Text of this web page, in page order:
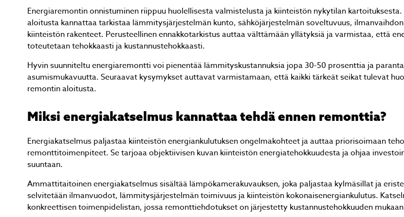
Energiaremontin onnistuminen riippuu huolellisesta valmistelusta ja kiinteistön nykytilan kartoituksesta.
aloitusta kannattaa tarkistaa lämmitysjärjestelmän kunto, sähköjärjestelmän soveltuvuus,
kiinteistön rakenteet. Perusteellinen ennakkotarkistus auttaa välttämään yllätyksiä ja varmistaa, että
toteutetaan tehokkaasti ja kustannustehokkaasti.
Hyvin suunniteltu energiaremontti voi pienentää lämmityskustannuksia jopa 30-50 prosenttia ja
asumismukavuutta. Seuraavat kysymykset auttavat varmistamaan, että kaikki tärkeät seikat tulevat
remontin aloitusta.
Miksi energiakatselmus kannattaa tehdä ennen remonttia?
Energiakatselmus paljastaa kiinteistön energiankulutuksen ongelmakohteet ja auttaa priorisoimaan
remonttitoimenpiteet. Se tarjoaa objektiivisen kuvan kiinteistön energiatehokkuudesta ja ohjaa
suuntaan.
Ammattitaitoinen energiakatselmus sisältää lämpökamerakuvauksen, joka paljastaa kylmäsillat ja
selvitetään ilmanvuodot, lämmitysjärjestelmän toimivuus ja kiinteistön kokonaisenergiankulutus.
konkreettisen toimenpidelistan, jossa remonttiehdotukset on järjestetty kustannustehokkuuden